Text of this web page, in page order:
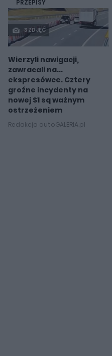
PRZEPISY
3 ZDJĘĆ
Wierzyli nawigacji,
zawracali na...
ekspresówce. Cztery
groźne incydenty na
nowej S1 są ważnym
ostrzeżeniem
Redakcja autoGALERIA.pl